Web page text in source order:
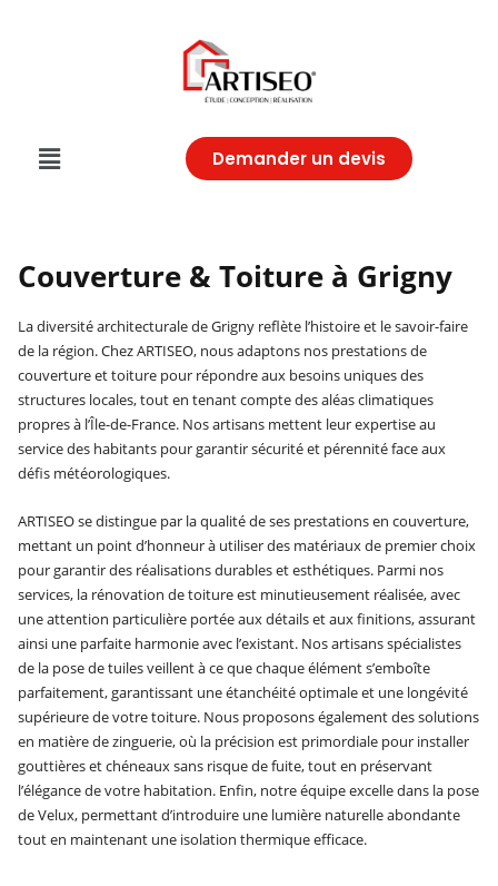
Demander un devis
Couverture & Toiture à Grigny
La diversité architecturale de Grigny reflète l’histoire et le savoir-faire
de la région. Chez ARTISEO, nous adaptons nos prestations de
couverture et toiture pour répondre aux besoins uniques des
structures locales, tout en tenant compte des aléas climatiques
propres à l’Île-de-France. Nos artisans mettent leur expertise au
service des habitants pour garantir sécurité et pérennité face aux
défis météorologiques.
ARTISEO se distingue par la qualité de ses prestations en couverture,
mettant un point d’honneur à utiliser des matériaux de premier choix
pour garantir des réalisations durables et esthétiques. Parmi nos
services, la rénovation de toiture est minutieusement réalisée, avec
une attention particulière portée aux détails et aux finitions, assurant
ainsi une parfaite harmonie avec l’existant. Nos artisans spécialistes
de la pose de tuiles veillent à ce que chaque élément s’emboîte
parfaitement, garantissant une étanchéité optimale et une longévité
supérieure de votre toiture. Nous proposons également des solutions
en matière de zinguerie, où la précision est primordiale pour installer
gouttières et chéneaux sans risque de fuite, tout en préservant
l’élégance de votre habitation. Enfin, notre équipe excelle dans la pose
de Velux, permettant d’introduire une lumière naturelle abondante
tout en maintenant une isolation thermique efficace.